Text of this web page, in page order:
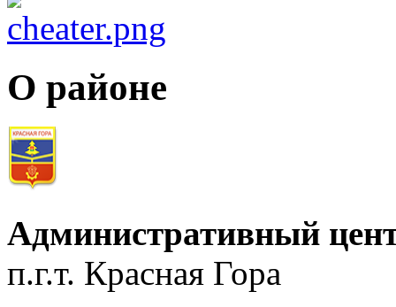
О районе
Административный
п.г.т. Красная Гора